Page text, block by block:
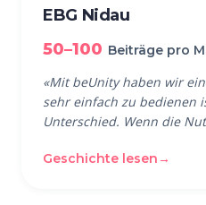
EBG Nidau
50–100 Beiträge pro
«Mit beUnity haben wir
sehr einfach zu bedienen
Unterschied. Wenn die
Geschichte lesen →